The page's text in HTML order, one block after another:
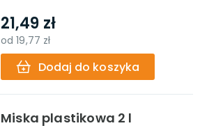
21,49 zł
od19,77 zł
Dodaj do koszyka
Miska plastikowa 2 l